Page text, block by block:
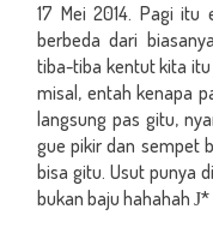
17 Mei 2014. Pagi
berbeda dari
tiba-tiba kentut kita itu
misal, entah kenapa
langsung pas gitu,
gue pikir dan sempet
bisa gitu. Usut punya
bukan baju hahahah J*